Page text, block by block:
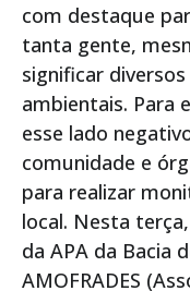
com destaque
tanta gente,
significar
ambientais. Para
esse lado
comunidade e
para realizar
local. Nesta
da APA da Bacia
AMOFRADES